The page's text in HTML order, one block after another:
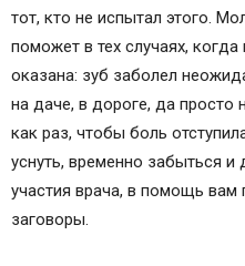
тот, кто не испытал этого.
поможет в тех случаях,
оказана: зуб заболел
на даче, в дороге, да просто
как раз, чтобы боль
уснуть, временно забыться
участия врача, в помощь
заговоры.